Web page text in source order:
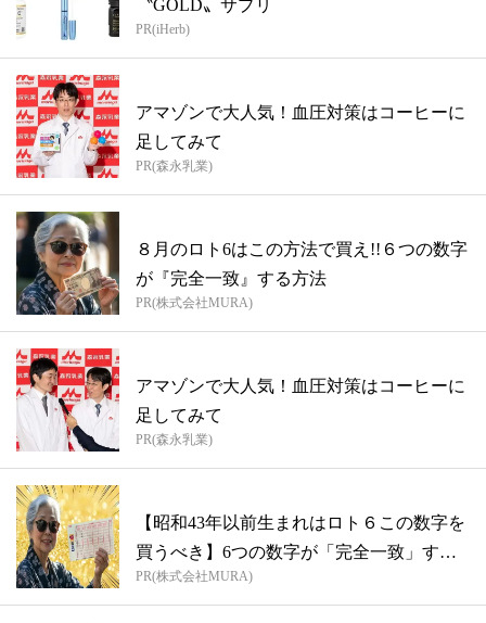
〝GOLD〟サプリ
PR(iHerb)
アマゾンで大人気！血圧対策はコーヒーに
足してみて
PR(森永乳業)
８月のロト6はこの方法で買え!!６つの数字
が『完全一致』する方法
PR(株式会社MURA)
アマゾンで大人気！血圧対策はコーヒーに
足してみて
PR(森永乳業)
【昭和43年以前生まれはロト６この数字を
買うべき】6つの数字が「完全一致」する
方...
PR(株式会社MURA)